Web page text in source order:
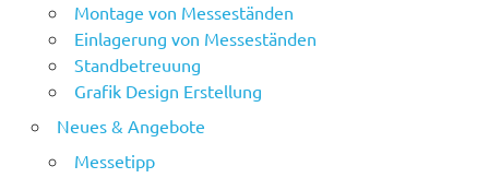
Montage von Messeständen
Einlagerung von Messeständen
Standbetreuung
Grafik Design Erstellung
Neues & Angebote
Messetipp